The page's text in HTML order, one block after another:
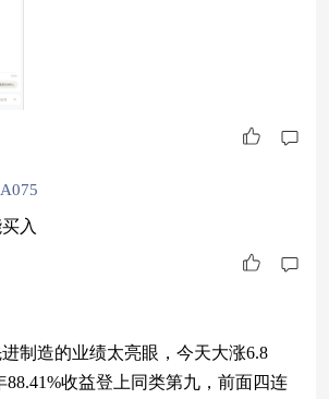
入
制造的业绩太亮眼，今天大涨6.8
88.41%收益登上同类第九，前面四连